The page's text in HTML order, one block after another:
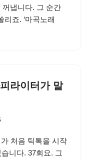
꺼냅니다. 그 순간
죠. ‘마곡노래
라이터가 말
처음 틱톡을 시작
니다. 37회요. 그